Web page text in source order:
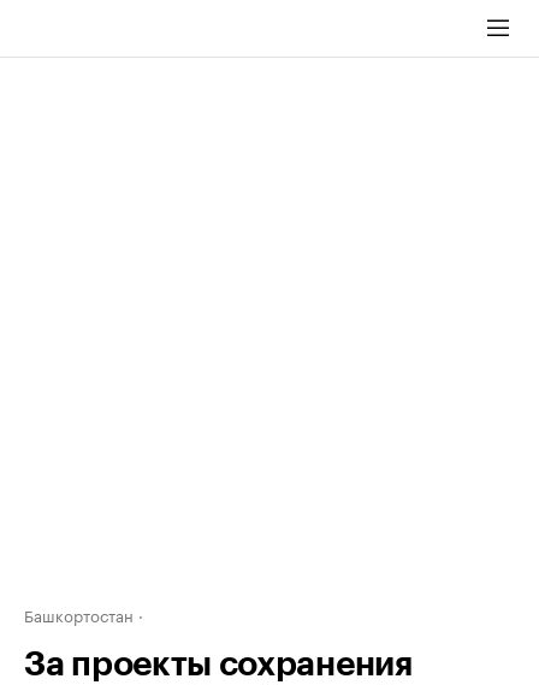
Башкортостан
За проекты сохранения